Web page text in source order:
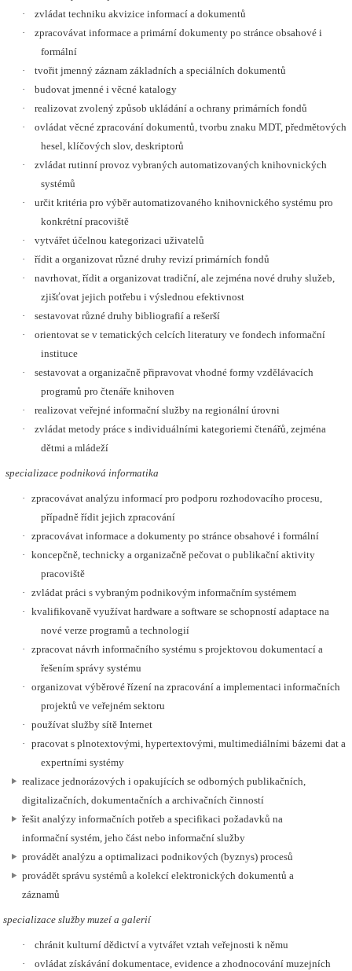
·
zvládat techniku akvizice informací a dokumentů
·
zpracovávat informace a primární dokumenty po stránce obsahové i
formální
·
tvořit jmenný záznam základních a speciálních dokumentů
·
budovat jmenné i věcné katalogy
·
realizovat zvolený způsob ukládání a ochrany primárních fondů
·
ovládat věcné zpracování dokumentů, tvorbu znaku MDT, předmětových
hesel, klíčových slov, deskriptorů
·
zvládat rutinní provoz vybraných automatizovaných knihovnických
systémů
·
určit kritéria pro výběr automatizovaného knihovnického systému pro
konkrétní pracoviště
·
vytvářet účelnou kategorizaci uživatelů
·
řídit a organizovat různé druhy revizí primárních fondů
·
navrhovat, řídit a organizovat tradiční, ale zejména nové druhy služeb,
zjišťovat jejich potřebu i výslednou efektivnost
·
sestavovat různé druhy bibliografií a rešerší
·
orientovat se v tematických celcích literatury ve fondech informační
instituce
·
sestavovat a organizačně připravovat vhodné formy vzdělávacích
programů pro čtenáře knihoven
·
realizovat veřejné informační služby na regionální úrovni
·
zvládat metody práce s individuálními kategoriemi čtenářů, zejména
dětmi a mládeží
specializace podniková informatika
· zpracovávat analýzu informací pro podporu rozhodovacího procesu,
případně řídit jejich zpracování
· zpracovávat informace a dokumenty po stránce obsahové i formální
· koncepčně, technicky a organizačně pečovat o publikační aktivity
pracoviště
· zvládat práci s vybraným podnikovým informačním systémem
· kvalifikovaně využívat hardware a software se schopností adaptace na
nové verze programů a technologií
· zpracovat návrh informačního systému s projektovou dokumentací a
řešením správy systému
· organizovat výběrové řízení na zpracování a implementaci informačních
projektů ve veřejném sektoru
· používat služby sítě Internet
· pracovat s plnotextovými, hypertextovými, multimediálními bázemi dat a
expertními systémy
realizace jednorázových i opakujících se odborných publikačních,
digitalizačních, dokumentačních a archivačních činností
řešit analýzy informačních potřeb a specifikaci požadavků na
informační systém, jeho část nebo informační služby
provádět analýzu a optimalizaci podnikových (byznys) procesů
provádět správu systémů a kolekcí elektronických dokumentů a
záznamů
specializace služby muzeí a galerií
·
chránit kulturní dědictví a vytvářet vztah veřejnosti k němu
·
ovládat získávání dokumentace, evidence a zhodnocování muzejních